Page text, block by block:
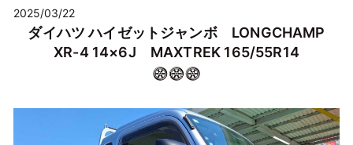
2025/03/22
ダイハツ ハイゼットジャンボ LONGCHAMP
XR-4 14×6J MAXTREK 165/55R14